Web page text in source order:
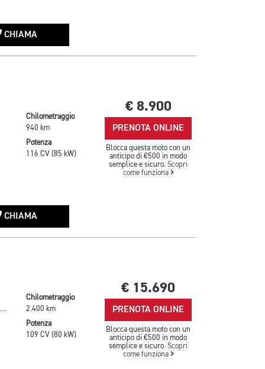
CHIAMA
Chilometraggio
940 km
Potenza
116 CV (85 kW)
€ 8.900
PRENOTA ONLINE
Blocca questa moto con un
anticipo di €500 in modo
semplice e sicuro.Scopri
come funziona
CHIAMA
Bianco Metallizzato
Chilometraggio
2.400 km
Potenza
109 CV (80 kW)
€ 15.690
PRENOTA ONLINE
Blocca questa moto con un
anticipo di €500 in modo
semplice e sicuro.Scopri
come funziona